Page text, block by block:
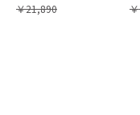
￥21,890 ￥